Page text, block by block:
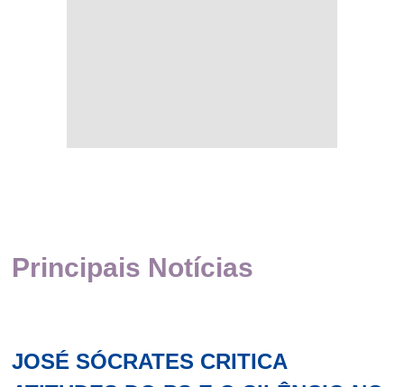
Principais Notícias
JOSÉ SÓCRATES CRITICA